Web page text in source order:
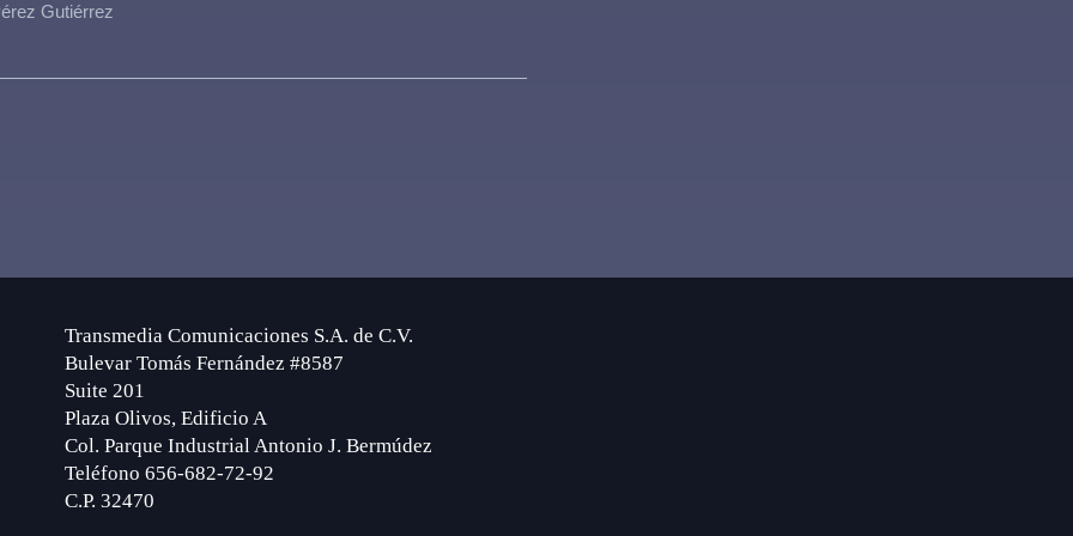
Gutiérrez
Transmedia Comunicaciones S.A. de C.V.
Bulevar Tomás Fernández #8587
Suite 201
Plaza Olivos, Edificio A
Col. Parque Industrial Antonio J. Bermúdez
Teléfono 656-682-72-92
C.P. 32470